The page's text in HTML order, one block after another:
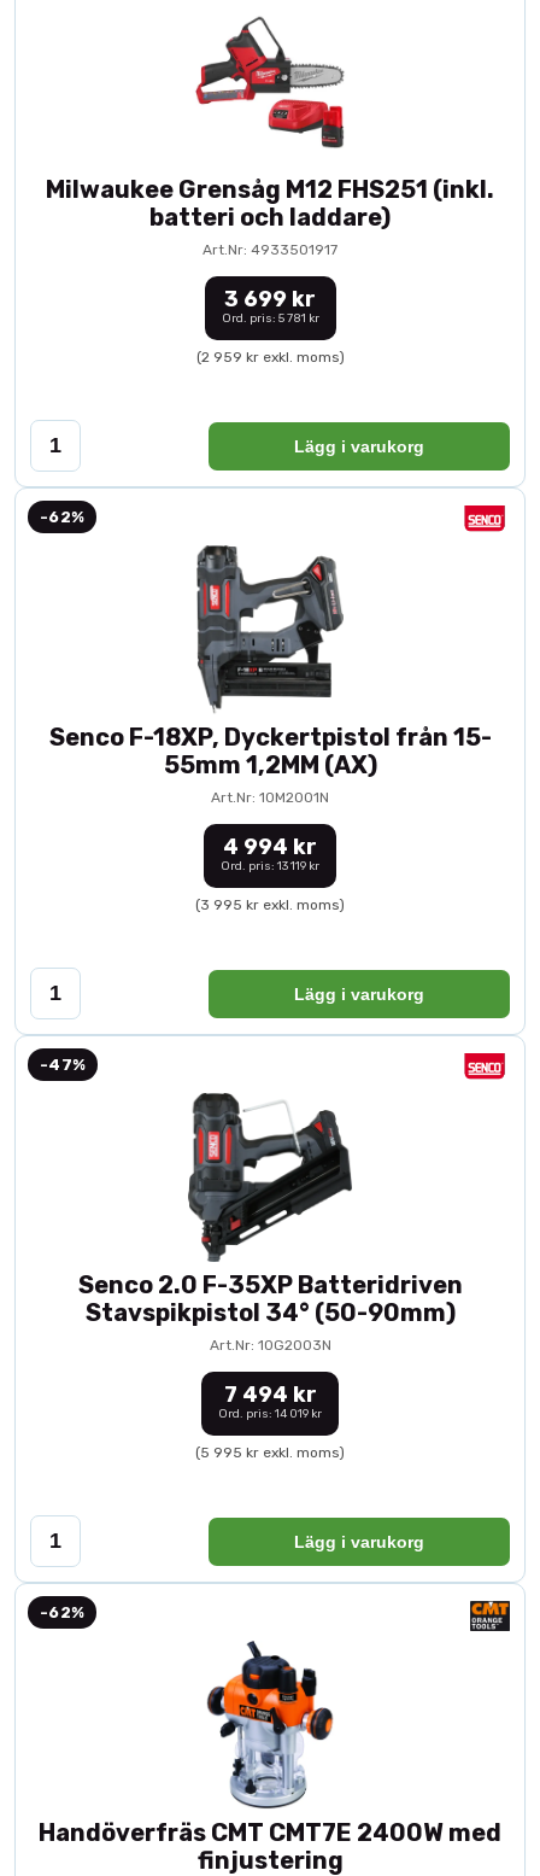
Milwaukee Grensåg M12 FHS251 (inkl.
batteri och laddare)
Art.Nr: 4933501917
3 699 kr
Ord. pris: 5 781 kr
(2 959 kr exkl. moms)
Lägg i varukorg
-62%
Senco F-18XP, Dyckertpistol från 15-
55mm 1,2MM (AX)
Art.Nr: 10M2001N
4 994 kr
Ord. pris: 13 119 kr
(3 995 kr exkl. moms)
Lägg i varukorg
-47%
Senco 2.0 F-35XP Batteridriven
Stavspikpistol 34° (50-90mm)
Art.Nr: 10G2003N
7 494 kr
Ord. pris: 14 019 kr
(5 995 kr exkl. moms)
Lägg i varukorg
-62%
Handöverfräs CMT CMT7E 2400W med
finjustering